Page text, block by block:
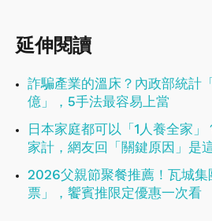
延伸閱讀
詐騙產業的溫床？內政部統計
億」，5手法最容易上當
日本家庭都可以「1人養全家
家計，網友回「關鍵原因」是
2026父親節聚餐推薦！瓦城集
票」，饗賓推限定優惠一次看